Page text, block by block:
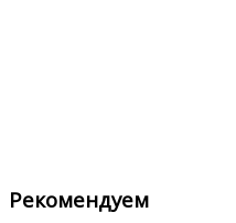
Рекомендуем